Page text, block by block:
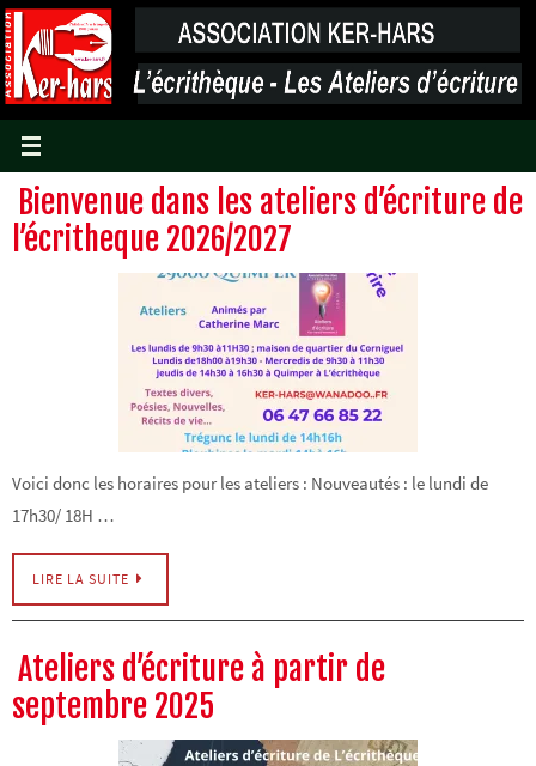
Passer
vers
le
contenu
Bienvenue dans les ateliers d’écriture de
l’écritheque 2026/2027
Voici donc les horaires pour les ateliers : Nouveautés : le lundi de
17h30/ 18H …
LIRE LA SUITE
Ateliers d’écriture à partir de
septembre 2025